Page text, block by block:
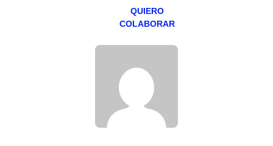
QUIERO
COLABORAR